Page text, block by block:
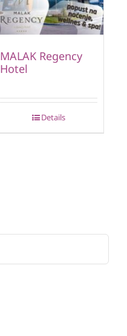
MALAK Regency
Hotel
Details